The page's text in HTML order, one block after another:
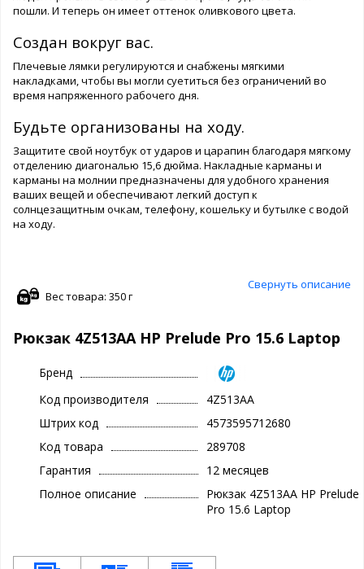
пошли. И теперь он имеет оттенок оливкового цвета.
Создан вокруг вас.
Плечевые лямки регулируются и снабжены мягкими
накладками, чтобы вы могли суетиться без ограничений во
время напряженного рабочего дня.
Будьте организованы на ходу.
Защитите свой ноутбук от ударов и царапин благодаря мягкому
отделению диагональю 15,6 дюйма. Накладные карманы и
карманы на молнии предназначены для удобного хранения
ваших вещей и обеспечивают легкий доступ к
солнцезащитным очкам, телефону, кошельку и бутылке с водой
на ходу.
Свернуть описание
Вес товара: 350 г
Рюкзак 4Z513AA HP Prelude Pro 15.6 Laptop
Бренд
Код производителя
4Z513AA
Штрих код
4573595712680
Код товара
289708
Гарантия
12 месяцев
Полное описание
Рюкзак 4Z513AA HP Prelude
Pro 15.6 Laptop